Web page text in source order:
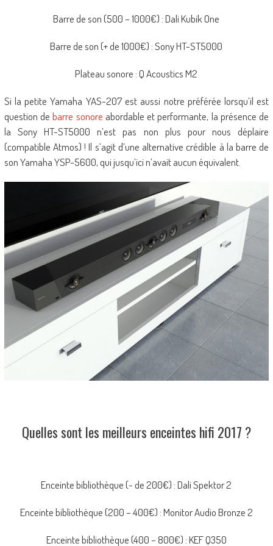
Barre de son (500 – 1000€) : Dali Kubik One
Barre de son (+ de 1000€) : Sony HT-ST5000
Plateau sonore : Q Acoustics M2
Si la petite Yamaha YAS-207 est aussi notre préférée lorsqu’il est
question debarre sonore abordable et performante, la présence de
la Sony HT-ST5000 n’est pas non plus pour nous déplaire
(compatible Atmos) ! Il s’agit d’une alternative crédible à la barre de
son Yamaha YSP-5600, qui jusqu’ici n’avait aucun équivalent.
Quelles sont les meilleurs enceintes hifi 2017 ?
Enceinte bibliothèque (- de 200€) : Dali Spektor 2
Enceinte bibliothèque (200 – 400€) : Monitor Audio Bronze 2
Enceinte bibliothèque (400 – 800€) : KEF Q350